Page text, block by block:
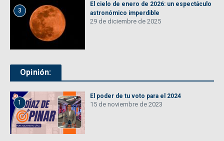
3
El cielo de enero de 2026: un espectáculo
astronómico imperdible
29 de diciembre de 2025
Opinión:
1
El poder de tu voto para el 2024
15 de noviembre de 2023